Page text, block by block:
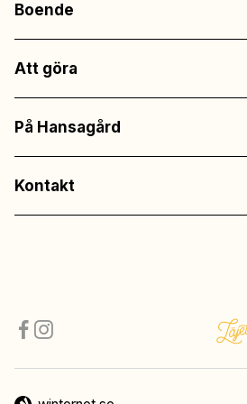
Boende
Att göra
På Hansagård
Kontakt